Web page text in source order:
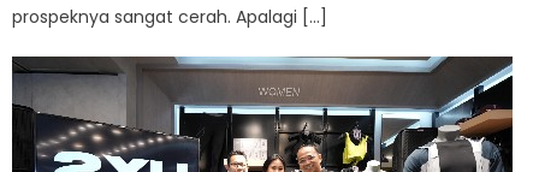
prospeknya sangat cerah. Apalagi […]